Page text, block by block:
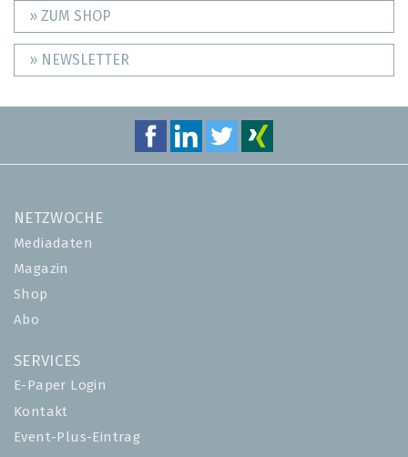
» ZUM SHOP
» NEWSLETTER
NETZWOCHE
Mediadaten
Magazin
Shop
Abo
SERVICES
E-Paper Login
Kontakt
Event-Plus-Eintrag